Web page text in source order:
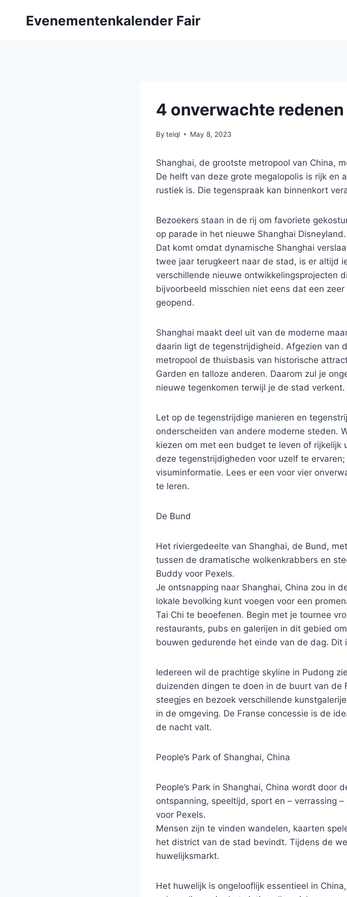
Evenementenkalender Fair
4 onverwachte
By teiql May 8, 2023
Shanghai, de grootste metropool van China,
De helft van deze grote megalopolis is rijk en
rustiek is. Die tegenspraak kan binnenkort
Bezoekers staan ​​in de rij om favoriete
op parade in het nieuwe Shanghai
Dat komt omdat dynamische Shanghai
twee jaar terugkeert naar de stad, is er altijd
verschillende nieuwe ontwikkelingsprojecten
bijvoorbeeld misschien niet eens dat een
geopend.
Shanghai maakt deel uit van de moderne
daarin ligt de tegenstrijdigheid. Afgezien van
metropool de thuisbasis van historische
Garden en talloze anderen. Daarom zul je
nieuwe tegenkomen terwijl je de stad verkent.
Let op de tegenstrijdige manieren en
onderscheiden van andere moderne steden.
kiezen om met een budget te leven of rijkelijk
deze tegenstrijdigheden voor uzelf te
visuminformatie. Lees er een voor vier
te leren.
De Bund
Het riviergedeelte van Shanghai, de Bund,
tussen de dramatische wolkenkrabbers en
Buddy voor Pexels.
Je ontsnapping naar Shanghai, China zou in
lokale bevolking kunt voegen voor een
Tai Chi te beoefenen. Begin met je tournee
restaurants, pubs en galerijen in dit gebied
bouwen gedurende het einde van de dag. Dit
Iedereen wil de prachtige skyline in Pudong
duizenden dingen te doen in de buurt van de
steegjes en bezoek verschillende
in de omgeving. De Franse concessie is de
de nacht valt.
People’s Park of Shanghai, China
People’s Park in Shanghai, China wordt door
ontspanning, speeltijd, sport en – verrassing
voor Pexels.
Mensen zijn te vinden wandelen, kaarten
het district van de stad bevindt. Tijdens de
huwelijksmarkt.
Het huwelijk is ongelooflijk essentieel in